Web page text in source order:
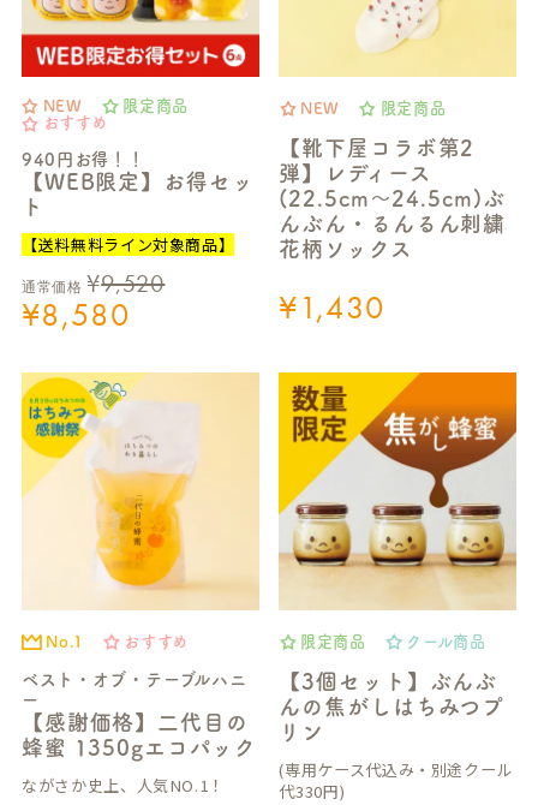
NEW
限定商品
おすすめ
940円お得！！
【WEB限定】お得セッ
ト
【送料無料ライン対象商品】
通常価格 ¥9,520
¥8,580
NEW 限定商品
【靴下屋コラボ第2
弾】レディース
(22.5cm～24.5cm)ぶ
んぶん・るんるん刺繍
花柄ソックス
¥1,430
No.1 おすすめ
ベスト・オブ・テーブルハニ
ー
【感謝価格】二代目の
蜂蜜 1350gエコパック
ながさか史上、人気NO.1！
限定商品 クール商品
【3個セット】ぶんぶ
んの焦がしはちみつプ
リン
(専用ケース代込み・別途クール
代330円)